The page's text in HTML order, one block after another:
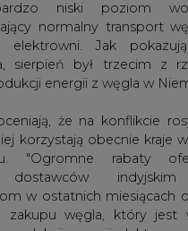
niski poziom
normalny transport
elektrowni. Jak
sierpień był trzecim z
energii z węgla w
że na konflikcie
korzystają obecnie kraje
"Ogromne rabaty
dostawców
w ostatnich miesiącach
zakupu węgla, który jest